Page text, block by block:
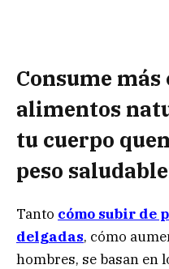
Consume
alimentos
tu cuerpo
peso
Tanto cómo subir de
delgadas, cómo
hombres, se basan en